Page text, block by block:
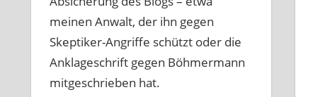
meinen Anwalt, der ihn gegen
Skeptiker-Angriffe schützt oder die
Anklageschrift gegen Böhmermann
mitgeschrieben hat.